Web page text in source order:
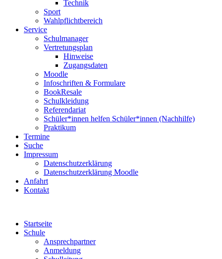
Technik
Sport
Wahlpflichtbereich
Service
Schulmanager
Vertretungsplan
Hinweise
Zugangsdaten
Moodle
Infoschriften & Formulare
BookResale
Schulkleidung
Referendariat
Schüler*innen helfen Schüler*innen (Nachhilfe)
Praktikum
Termine
Suche
Impressum
Datenschutzerklärung
Datenschutzerklärung Moodle
Anfahrt
Kontakt
Startseite
Schule
Ansprechpartner
Anmeldung